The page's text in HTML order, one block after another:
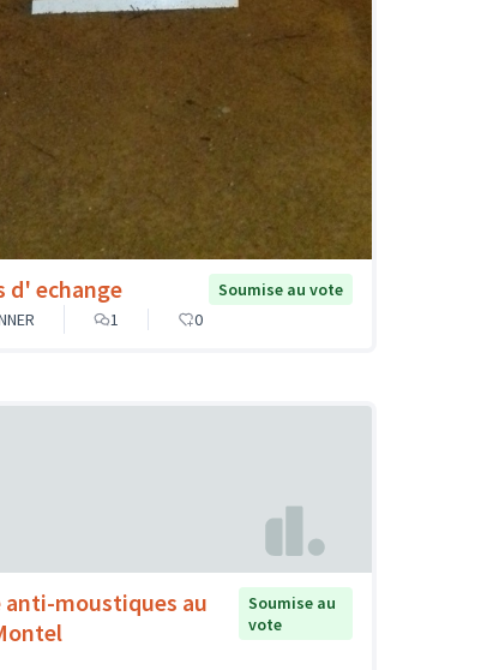
d' echange
Soumise au vote
1 0
anti-moustiques au
Soumise au
vote